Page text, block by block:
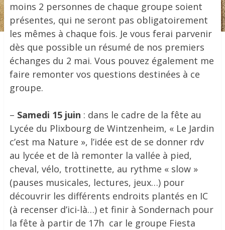
moins 2 personnes de chaque groupe soient
présentes, qui ne seront pas obligatoirement
les mêmes à chaque fois. Je vous ferai parvenir
dès que possible un résumé de nos premiers
échanges du 2 mai. Vous pouvez également me
faire remonter vos questions destinées à ce
groupe.
– Samedi 15 juin : dans le cadre de la fête au
Lycée du Plixbourg de Wintzenheim, « Le Jardin
c’est ma Nature », l’idée est de se donner rdv
au lycée et de là remonter la vallée à pied,
cheval, vélo, trottinette, au rythme « slow »
(pauses musicales, lectures, jeux…) pour
découvrir les différents endroits plantés en IC
(à recenser d’ici-là…) et finir à Sondernach pour
la fête à partir de 17h car le groupe Fiesta